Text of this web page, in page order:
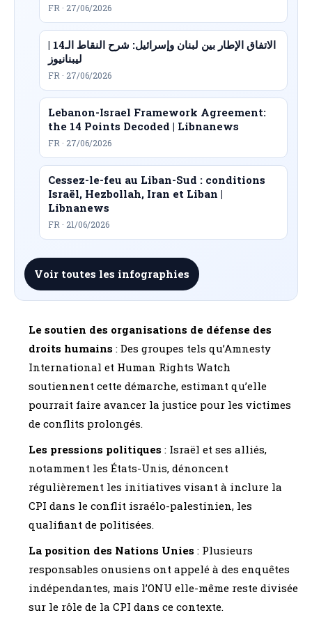
FR · 27/06/2026
الاتفاق الإطار بين لبنان وإسرائيل: شرح النقاط الـ14 |
ليبنانيوز
FR · 27/06/2026
Lebanon-Israel Framework Agreement:
the 14 Points Decoded | Libnanews
FR · 27/06/2026
Cessez-le-feu au Liban-Sud : conditions
Israël, Hezbollah, Iran et Liban |
Libnanews
FR · 21/06/2026
Voir toutes les infographies
Le soutien des organisations de défense des
droits humains : Des groupes tels qu’Amnesty
International et Human Rights Watch
soutiennent cette démarche, estimant qu’elle
pourrait faire avancer la justice pour les victimes
de conflits prolongés.
Les pressions politiques : Israël et ses alliés,
notamment les États-Unis, dénoncent
régulièrement les initiatives visant à inclure la
CPI dans le conflit israélo-palestinien, les
qualifiant de politisées.
La position des Nations Unies : Plusieurs
responsables onusiens ont appelé à des enquêtes
indépendantes, mais l’ONU elle-même reste divisée
sur le rôle de la CPI dans ce contexte.